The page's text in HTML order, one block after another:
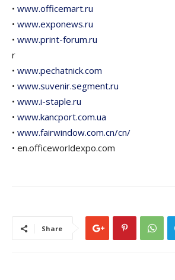
• www.officemart.ru
• www.exponews.ru
• www.print-forum.ru
r
• www.pechatnick.com
• www.suvenir.segment.ru
• www.i-staple.ru
• www.kancport.com.ua
• www.fairwindow.com.cn/cn/
• en.officeworldexpo.com
Share